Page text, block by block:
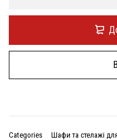
Categories
Шафи та стелажі